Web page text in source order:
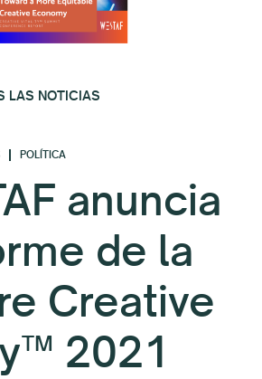
LAS NOTICIAS
POLÍTICA
anuncia
de la
Creative
2021